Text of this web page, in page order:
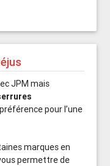
JPM mais
pour l’une
marques en
permettre de